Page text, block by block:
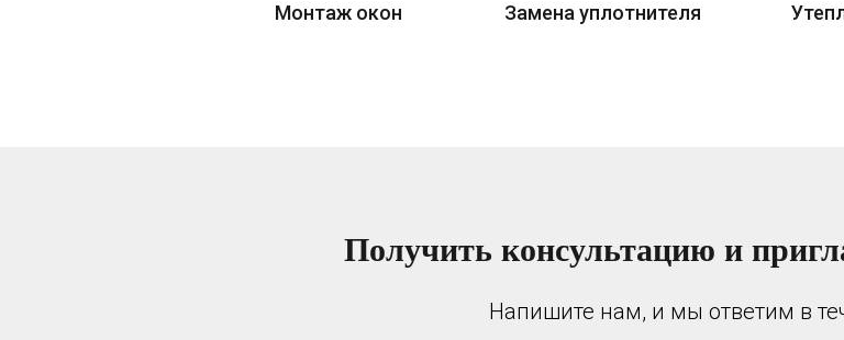
Монтаж окон Замена уплотнителя
Получить консультацию и
Напишите нам, и мы ответим в